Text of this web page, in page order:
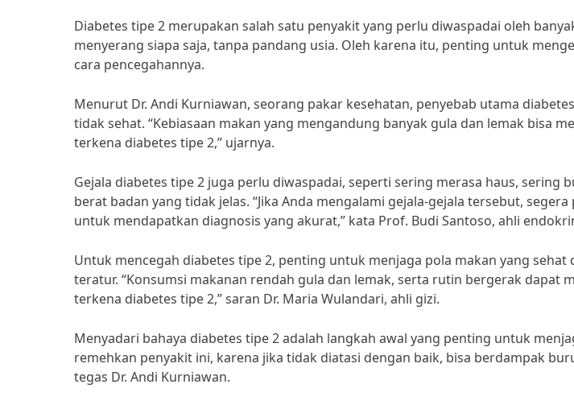
Diabetes tipe 2 merupakan salah satu penyakit yang perlu diwaspadai oleh
menyerang siapa saja, tanpa pandang usia. Oleh karena itu, penting untuk
cara pencegahannya.
Menurut Dr. Andi Kurniawan, seorang pakar kesehatan, penyebab utama
tidak sehat. “Kebiasaan makan yang mengandung banyak gula dan lemak bisa
terkena diabetes tipe 2,” ujarnya.
Gejala diabetes tipe 2 juga perlu diwaspadai, seperti sering merasa haus, sering
berat badan yang tidak jelas. “Jika Anda mengalami gejala-gejala tersebut,
untuk mendapatkan diagnosis yang akurat,” kata Prof. Budi Santoso, ahli
Untuk mencegah diabetes tipe 2, penting untuk menjaga pola makan yang sehat
teratur. “Konsumsi makanan rendah gula dan lemak, serta rutin bergerak dapat
terkena diabetes tipe 2,” saran Dr. Maria Wulandari, ahli gizi.
Menyadari bahaya diabetes tipe 2 adalah langkah awal yang penting untuk
remehkan penyakit ini, karena jika tidak diatasi dengan baik, bisa berdampak
tegas Dr. Andi Kurniawan.